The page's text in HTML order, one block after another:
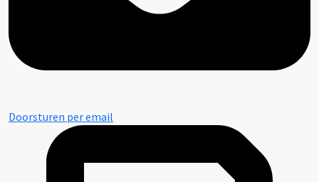
Doorsturen per email